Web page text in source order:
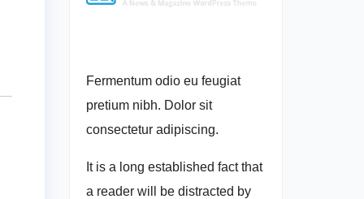
Fermentum odio eu feugiat
pretium nibh. Dolor sit
consectetur adipiscing.
It is a long established fact that
a reader will be distracted by